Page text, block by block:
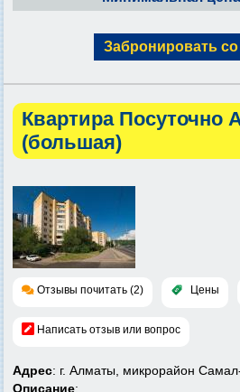
Забронировать со
Квартира Посуточно
(большая)
Отзывы почитать (2) Цены
Написать отзыв или вопрос
Адрес: г. Алматы, микрорайон
Описание: